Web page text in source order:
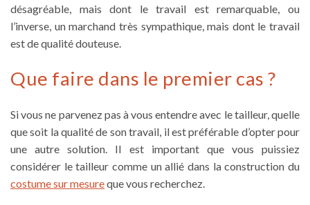
désagréable, mais dont le travail est remarquable, ou
l’inverse, un marchand très sympathique, mais dont le travail
est de qualité douteuse.
Que faire dans le premier cas ?
Si vous ne parvenez pas à vous entendre avec le tailleur, quelle
que soit la qualité de son travail, il est préférable d’opter pour
une autre solution. Il est important que vous puissiez
considérer le tailleur comme un allié dans la construction du
costume sur mesureque vous recherchez.